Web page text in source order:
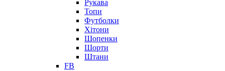
Рукава
Топи
Футболки
Хітони
Шопенки
Шорти
Штани
FB